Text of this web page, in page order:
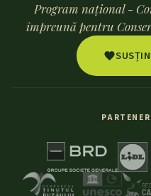
Program național -
împreună pentru